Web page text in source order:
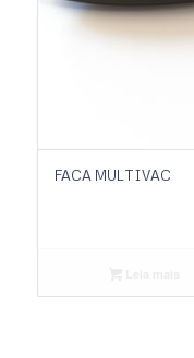
FACA MULTIVAC